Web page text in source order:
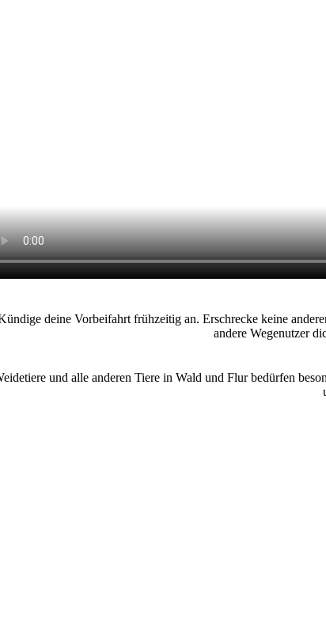
deine Vorbeifahrt frühzeitig an. Erschrecke keine
andere Wegenutzer
und alle anderen Tiere in Wald und Flur bedürfen